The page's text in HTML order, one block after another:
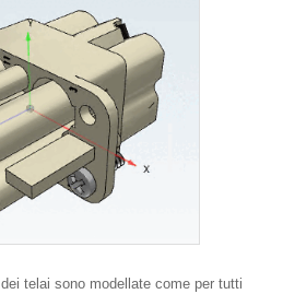
dei telai sono modellate come per tutti